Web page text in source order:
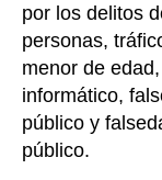
por los delitos
personas,
menor de
informático,
público y
público.